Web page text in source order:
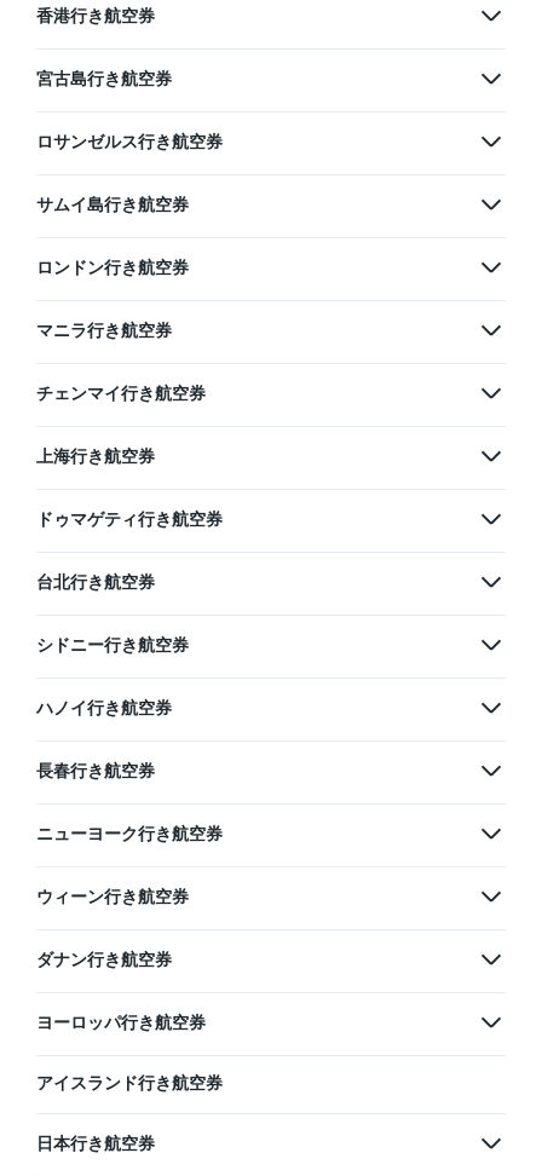
香港行き航空券
宮古島行き航空券
ロサンゼルス行き航空券
サムイ島行き航空券
ロンドン行き航空券
マニラ行き航空券
チェンマイ行き航空券
上海行き航空券
ドゥマゲティ行き航空券
台北行き航空券
シドニー行き航空券
ハノイ行き航空券
長春行き航空券
ニューヨーク行き航空券
ウィーン行き航空券
ダナン行き航空券
ヨーロッパ行き航空券
アイスランド行き航空券
日本行き航空券